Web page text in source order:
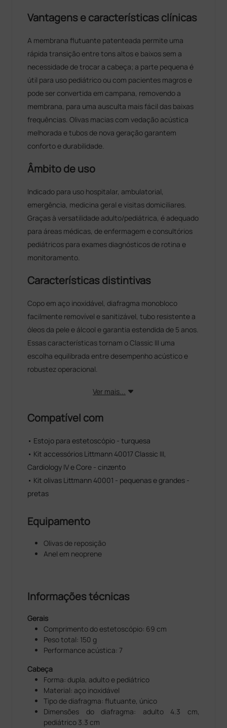
Vantagens e características clínicas
A membrana flutuante patenteada permite uma
rápida transição entre tons altos e baixos sem a
necessidade de trocar a cabeça; a parte pequena é
útil para uso pediátrico ou com pacientes magros e
pode ser convertida em campana, removendo a
membrana, para uma ausculta mais fácil das baixas
frequências. Olivas macias com vedação acústica
melhorada e tubos de nova geração garantem
conforto e durabilidade.
Âmbito de uso
Indicado para uso hospitalar, ambulatorial,
emergência, medicina geral e visitas domiciliares.
Graças à versatilidade adulto/pediátrica, é adequado
para áreas médicas, de enfermagem e consultórios
pediátricos para exames diagnósticos de rotina e
monitoramento.
Características distintivas
Copo em aço inoxidável, diafragma monobloco
facilmente removível e sanitizável, tubo resistente a
óleos da pele e álcool e garantia estendida de 5 anos.
Essas características tornam o Classic III uma
escolha equilibrada entre desempenho acústico e
robustez operacional.
Ver mais...
Compatível com
• Estojo para estetoscópio - turquesa
• Kit accessórios Littmann 40017 Classic III,
Cardiology IV e Core - cinzento
• Kit olivas Littmann 40001 - pequenas e grandes -
pretas
Equipamento
Olivas de reposição
Anel em neoprene
Informações técnicas
Gerais
Comprimento do estetoscópio: 69 cm
Peso total: 150 g
Performance acústica: 7
Cabeça
Forma: dupla, adulto e pediátrico
Material: aço inoxidável
Tipo de diafragma: flutuante, único
Dimensões do diafragma: adulto 4.3 cm,
pediátrico 3.3 cm